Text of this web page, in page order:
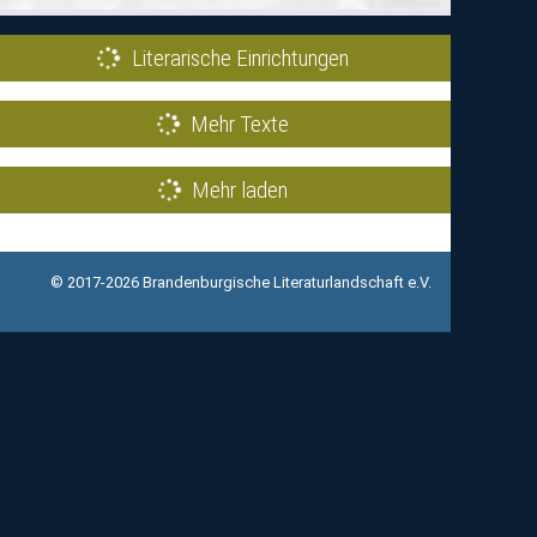
Literarische Einrichtungen
Mehr Texte
Mehr laden
© 2017-2026 Brandenburgische Literaturlandschaft e.V.